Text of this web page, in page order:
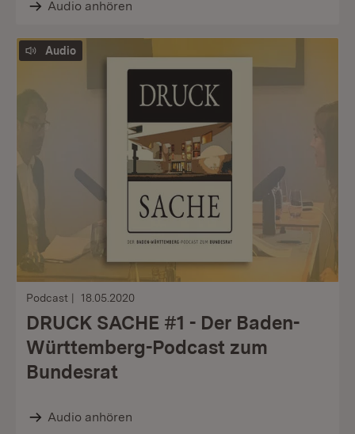
Audio anhören
Audio
Podcast 18.05.2020
DRUCK SACHE #1 - Der Baden-
Württemberg-Podcast zum
Bundesrat
Audio anhören